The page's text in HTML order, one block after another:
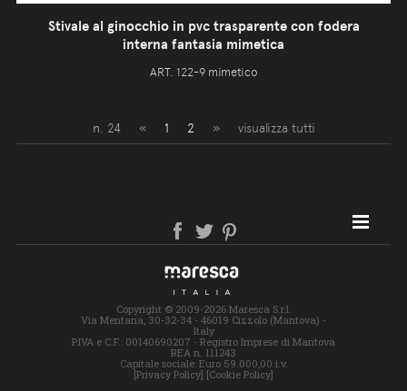
Stivale al ginocchio in pvc trasparente con fodera
interna fantasia mimetica
ART. 122-9 mimetico
n. 24 « 1 2 » visualizza tutti
SITE MAP
Copyright © 2009-2026 Maresca S.r.l.
Via Mentana, 30-32-34 - 46019 Cizzolo (Mantova) -
Italy
P.IVA e C.F.: 00140690207 - Registro Imprese di Mantova
REA n. 111243
Capitale sociale: Euro 59.000,00 i.v.
[Privacy Policy] [Cookie Policy]